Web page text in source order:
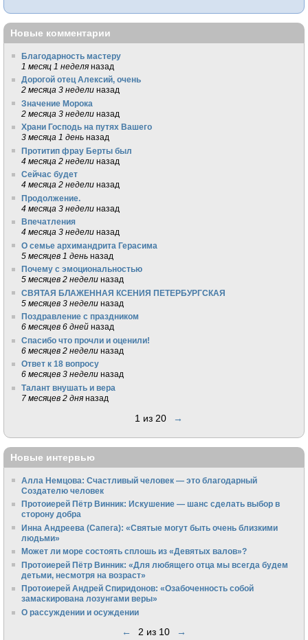
Новые комментарии
Благодарность мастеру
1 месяц 1 неделя назад
Дорогой отец Алексий, очень
2 месяца 3 недели назад
Значение Морока
2 месяца 3 недели назад
Храни Господь на путях Вашего
3 месяца 1 день назад
Протитип фрау Берты был
4 месяца 2 недели назад
Сейчас будет
4 месяца 2 недели назад
Продолжение.
4 месяца 3 недели назад
Впечатления
4 месяца 3 недели назад
О семье архимандрита Герасима
5 месяцев 1 день назад
Почему с эмоциональностью
5 месяцев 2 недели назад
СВЯТАЯ БЛАЖЕННАЯ КСЕНИЯ ПЕТЕРБУРГСКАЯ
5 месяцев 3 недели назад
Поздравление с праздником
6 месяцев 6 дней назад
Спасибо что прочли и оценили!
6 месяцев 2 недели назад
Ответ к 18 вопросу
6 месяцев 3 недели назад
Талант внушать и вера
7 месяцев 2 дня назад
1 из 20 →
Новые интервью
Алла Немцова: Счастливый человек — это благодарный
Создателю человек
Протоиерей Пётр Винник: Искушение — шанс сделать выбор в
сторону добра
Инна Андреева (Сапега): «Святые могут быть очень близкими
людьми»
Может ли море состоять сплошь из «Девятых валов»?
Протоиерей Пётр Винник: «Для любящего отца мы всегда будем
детьми, несмотря на возраст»
Протоиерей Андрей Спиридонов: «Озабоченность собой
замаскирована лозунгами веры»
О рассуждении и осуждении
← 2 из 10 →